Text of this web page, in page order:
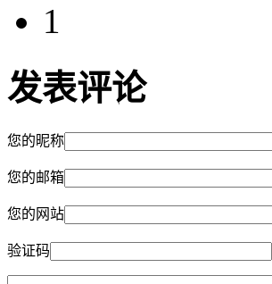
1
发表评论
您的昵称
您的邮箱
您的网站
验证码